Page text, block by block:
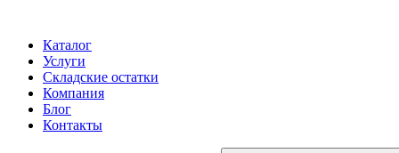
Каталог
Услуги
Складские остатки
Компания
Блог
Контакты